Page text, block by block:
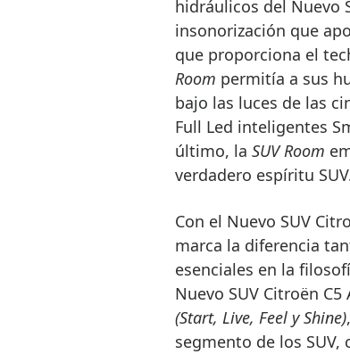
hidráulicos del Nuevo
insonorización que
que proporciona el
Room permitía a sus
bajo las luces de las
Full Led inteligentes
último, la SUV Room
verdadero espíritu
Con el Nuevo SUV
marca la diferencia
esenciales en la
Nuevo SUV Citroën
(Start, Live, Feel y Shine)
segmento de los